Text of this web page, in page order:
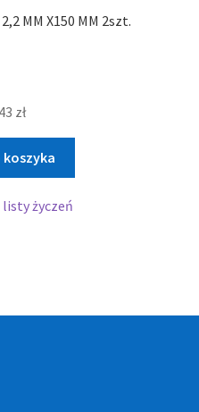
MM X150 MM 2szt.
zł
koszyka
listy życzeń